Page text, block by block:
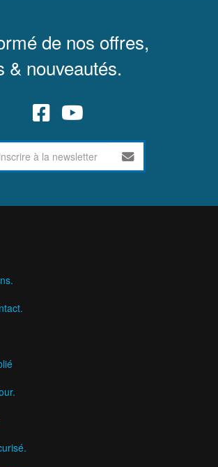
de nos offres,
& nouveautés.